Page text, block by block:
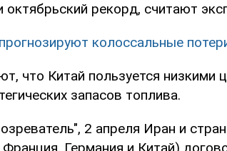
рекорд, считают
колоссальные
что Китай пользуется низкими
запасов топлива.
2 апреля Иран и